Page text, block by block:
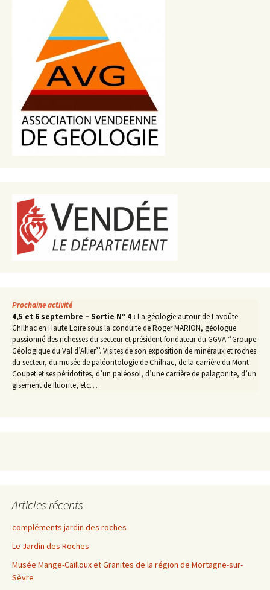
Prochaine activité
4,5 et 6 septembre – Sortie N° 4 : La géologie autour de Lavoûte-
Chilhac en Haute Loire sous la conduite de Roger MARION, géologue
passionné des richesses du secteur et président fondateur du GGVA ‘’Groupe
Géologique du Val d’Allier’’. Visites de son exposition de minéraux et roches
du secteur, du musée de paléontologie de Chilhac, de la carrière du Mont
Coupet et ses péridotites, d’un paléosol, d’une carrière de palagonite, d’un
gisement de fluorite, etc…
Articles récents
compléments jardin des roches
Le Jardin des Roches
Musée Mange-Cailloux et Granites de la région de Mortagne-sur-
Sèvre